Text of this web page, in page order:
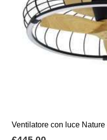
nella
pagina
del
prodotto
Ventilatore con luce